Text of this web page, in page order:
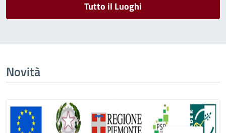
Tutto il Luoghi
Novità